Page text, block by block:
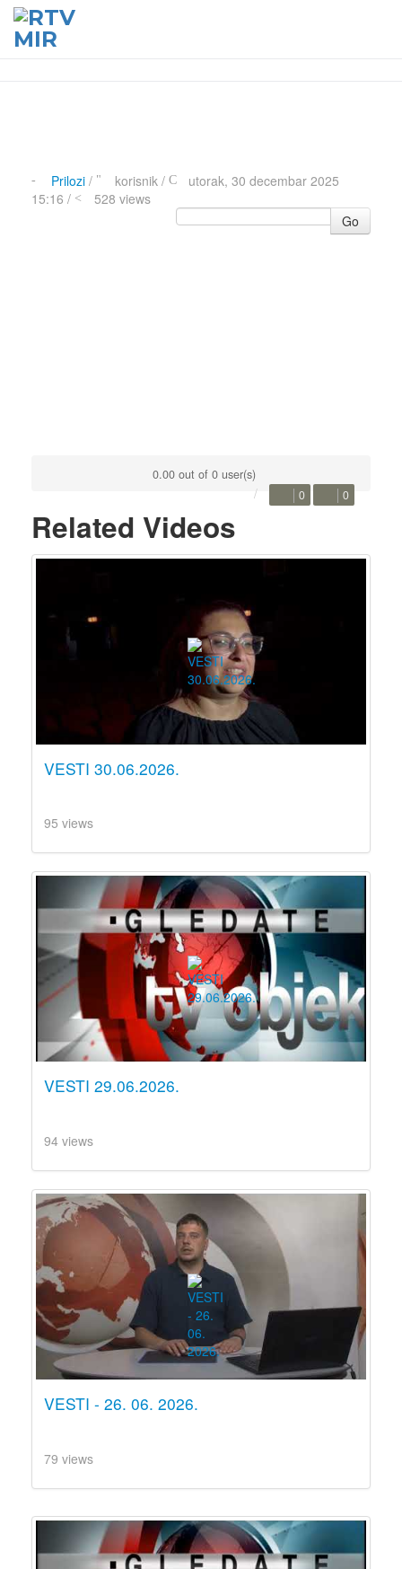
Prilozi/ korisnik /
utorak, 30 decembar 2025
15:16 /
528 views
Go
0.00 out of 0 user(s)
0 0
Related Videos
VESTI 30.06.2026.
95 views
VESTI 29.06.2026.
94 views
VESTI - 26. 06. 2026.
79 views